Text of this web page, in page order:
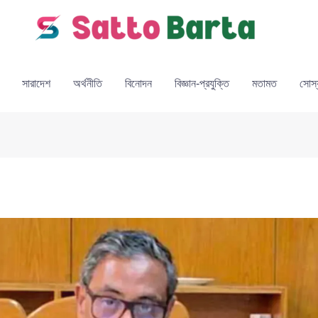
সারাদেশ অর্থনীতি বিনোদন বিজ্ঞান-প্রযুক্তি মতামত